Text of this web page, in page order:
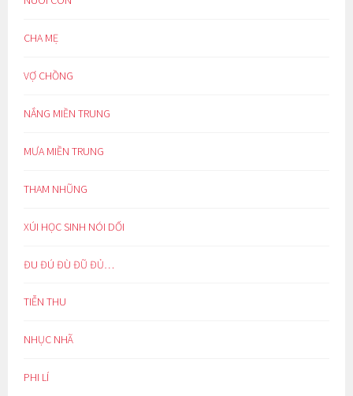
CHA MẸ
VỢ CHỒNG
NẮNG MIỀN TRUNG
MƯA MIỀN TRUNG
THAM NHŨNG
XÚI HỌC SINH NÓI DỐI
ĐU ĐÚ ĐÙ ĐŨ ĐỦ…
TIỄN THU
NHỤC NHÃ
PHI LÍ